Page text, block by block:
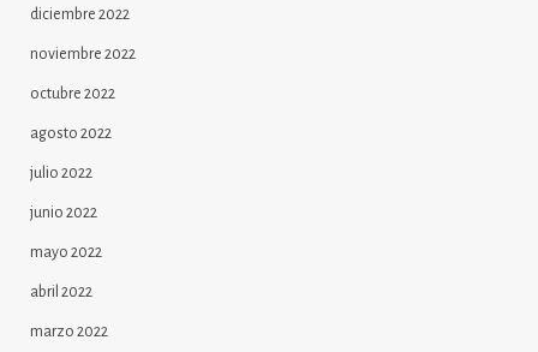
diciembre 2022
noviembre 2022
octubre 2022
agosto 2022
julio 2022
junio 2022
mayo 2022
abril 2022
marzo 2022